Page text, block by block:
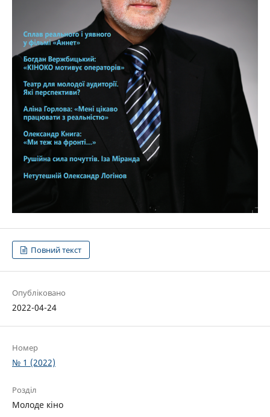
Повний текст
Опубліковано
2022-04-24
Номер
№ 1 (2022)
Розділ
Молоде кіно